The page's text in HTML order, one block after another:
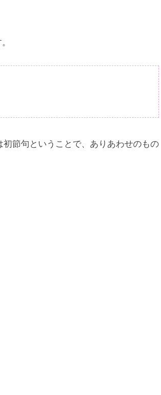
初節句ということで、ありあわせのもの